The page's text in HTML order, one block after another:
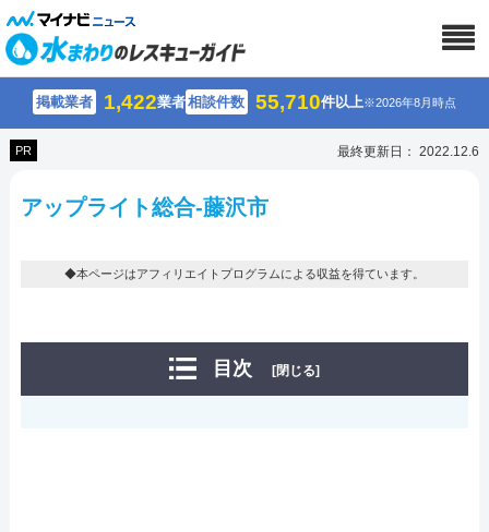
掲載業者 1,422業者相談件数 55,710件以上※2026年8月時点
PR 最終更新日： 2022.12.6
アップライト総合-藤沢市
◆本ページはアフィリエイトプログラムによる収益を得ています。
目次 [閉じる]